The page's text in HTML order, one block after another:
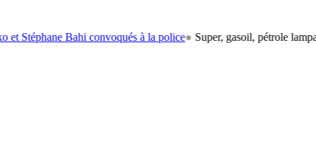
Bahi convoqués à la police● Super, gasoil, pétrole lampant: le